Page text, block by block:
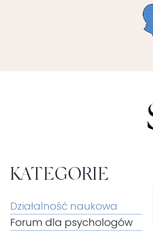
KATEGORIE
Działalność naukowa
Forum dla psychologów